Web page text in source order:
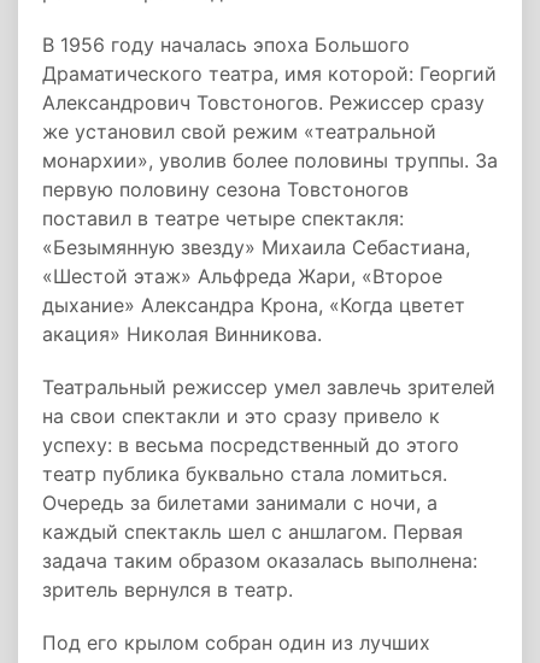
В 1956 году началась эпоха Большого
Драматического театра, имя которой: Георгий
Александрович Товстоногов. Режиссер сразу
же установил свой режим «театральной
монархии», уволив более половины труппы. За
первую половину сезона Товстоногов
поставил в театре четыре спектакля:
«Безымянную звезду» Михаила Себастиана,
«Шестой этаж» Альфреда Жари, «Второе
дыхание» Александра Крона, «Когда цветет
акация» Николая Винникова.
Театральный режиссер умел завлечь зрителей
на свои спектакли и это сразу привело к
успеху: в весьма посредственный до этого
театр публика буквально стала ломиться.
Очередь за билетами занимали с ночи, а
каждый спектакль шел с аншлагом. Первая
задача таким образом оказалась выполнена:
зритель вернулся в театр.
Под его крылом собран один из лучших